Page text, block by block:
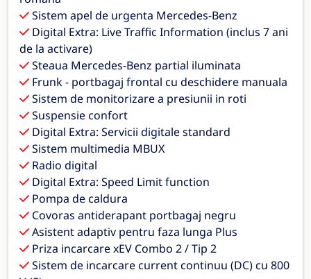
Sistem apel de urgenta Mercedes-Benz
Digital Extra: Live Traffic Information (inclus 7 ani
de la activare)
Steaua Mercedes-Benz partial iluminata
Frunk - portbagaj frontal cu deschidere manuala
Sistem de monitorizare a presiunii in roti
Suspensie confort
Digital Extra: Servicii digitale standard
Sistem multimedia MBUX
Radio digital
Digital Extra: Speed Limit function
Pompa de caldura
Covoras antiderapant portbagaj negru
Asistent adaptiv pentru faza lunga Plus
Priza incarcare xEV Combo 2 / Tip 2
Sistem de incarcare current continuu (DC) cu 800